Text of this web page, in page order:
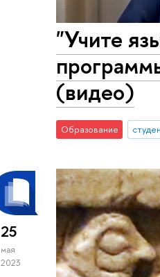
"Учите
(видео)
Образование
25
мая
2023